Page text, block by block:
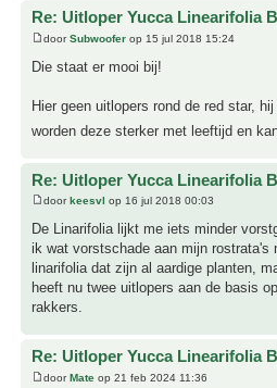
Re: Uitloper Yucca Linearifolia
doorSubwoofer op 15 jul 2018 15:24
Die staat er mooi bij!
Hier geen uitlopers rond de red star,
worden deze sterker met leeftijd en
Re: Uitloper Yucca Linearifolia
door keesvl op 16 jul 2018 00:03
De Linarifolia lijkt me iets minder
ik wat vorstschade aan mijn rostrata's
linarifolia dat zijn al aardige planten,
heeft nu twee uitlopers aan de basis
rakkers.
Re: Uitloper Yucca Linearifolia
doorMate op 21 feb 2024 11:36